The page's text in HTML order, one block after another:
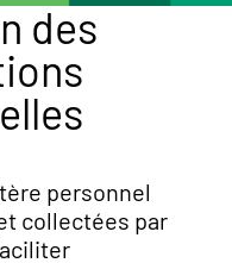
des
personnel
collectées par